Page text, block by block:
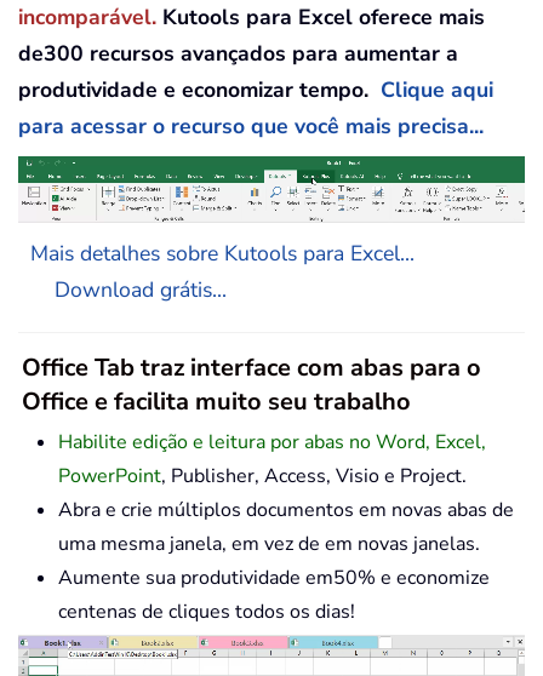
incomparável. Kutools para Excel oferece mais
de300 recursos avançados para aumentar a
produtividade e economizar tempo. Clique aqui
para acessar o recurso que você mais precisa...
Mais detalhes sobre Kutools para Excel...
Download grátis...
Office Tab traz interface com abas para o
Office e facilita muito seu trabalho
Habilite edição e leitura por abas no Word, Excel,
PowerPoint, Publisher, Access, Visio e Project.
Abra e crie múltiplos documentos em novas abas de
uma mesma janela, em vez de em novas janelas.
Aumente sua produtividade em50% e economize
centenas de cliques todos os dias!